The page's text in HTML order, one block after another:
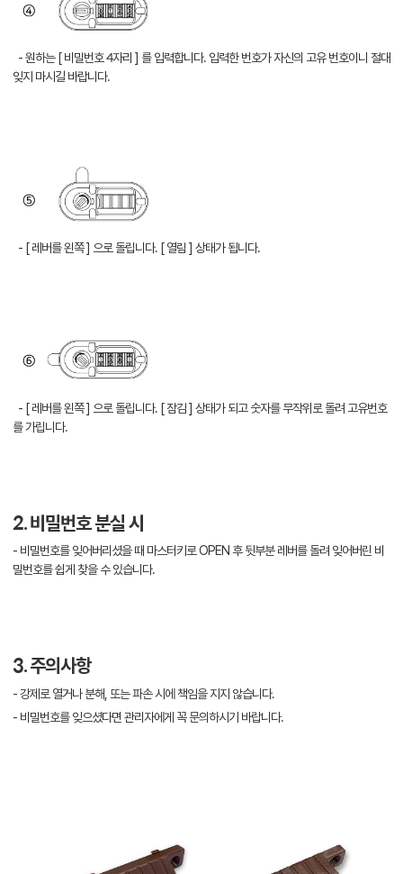
- 원하는 [ 비밀번호 4자리 ] 를 입력합니다. 입력한 번호가 자신의 고유 번호이니 절대
잊지 마시길 바랍니다.
- [ 레버를 왼쪽 ] 으로 돌립니다. [ 열림 ] 상태가 됩니다.
- [ 레버를 왼쪽 ] 으로 돌립니다. [ 잠김 ] 상태가 되고 숫자를 무작위로 돌려 고유번호
를 가립니다.
2. 비밀번호 분실 시
- 비밀번호를 잊어버리셨을 때 마스터키로 OPEN 후 뒷부분 레버를 돌려 잊어버린 비
밀번호를 쉽게 찾을 수 있습니다.
3. 주의사항
- 강제로 열거나 분해, 또는 파손 시에 책임을 지지 않습니다.
- 비밀번호를 잊으셨다면 관리자에게 꼭 문의하시기 바랍니다.